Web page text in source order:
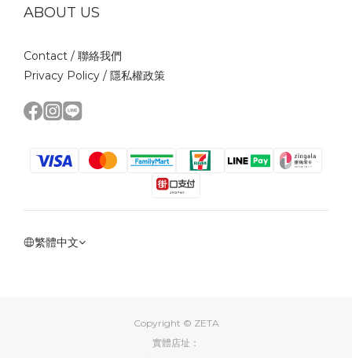
ABOUT US
Contact / 聯絡我們
Privacy Policy / 隱私權政策
繁體中文
Copyright © ZETA
實體店址：